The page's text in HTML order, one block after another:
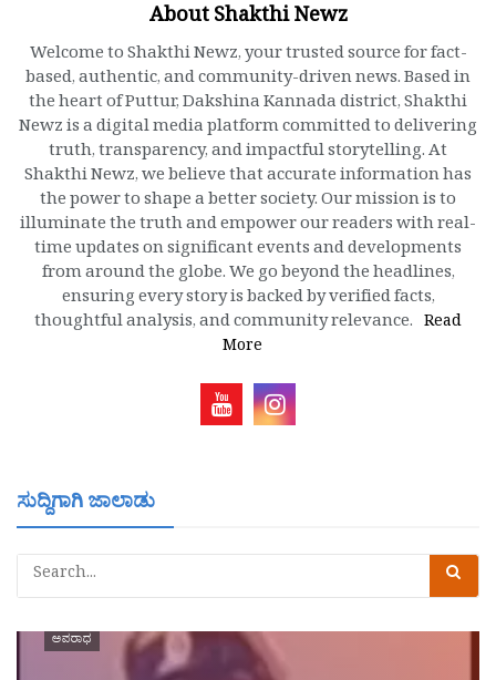
About Shakthi Newz
Welcome to Shakthi Newz, your trusted source for fact-
based, authentic, and community-driven news. Based in
the heart of Puttur, Dakshina Kannada district, Shakthi
Newz is a digital media platform committed to delivering
truth, transparency, and impactful storytelling. At
Shakthi Newz, we believe that accurate information has
the power to shape a better society. Our mission is to
illuminate the truth and empower our readers with real-
time updates on significant events and developments
from around the globe. We go beyond the headlines,
ensuring every story is backed by verified facts,
thoughtful analysis, and community relevance. Read
More
ಸುದ್ದಿಗಾಗಿ ಜಾಲಾಡು
ಅಪರಾಧ